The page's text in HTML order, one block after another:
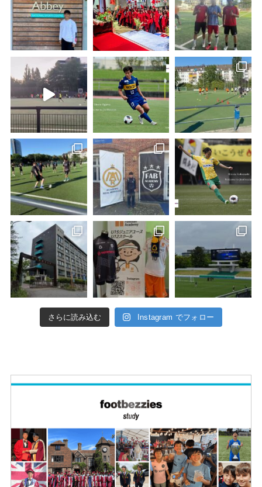
さらに読み込む Instagram でフォロー